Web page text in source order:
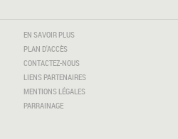
EN SAVOIR PLUS
PLAN D'ACCÈS
CONTACTEZ-NOUS
LIENS PARTENAIRES
MENTIONS LÉGALES
PARRAINAGE